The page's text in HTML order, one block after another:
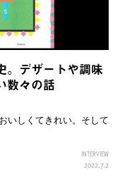
。デザートや調味
数々の話
いしくてきれい。そして
INTERVIEW
2022.7.2